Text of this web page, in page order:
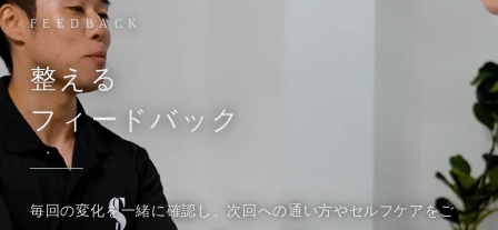
FEEDBACK
整える
フィードバック
毎回の変化を一緒に確認し、次回への通い方やセルフケアをご